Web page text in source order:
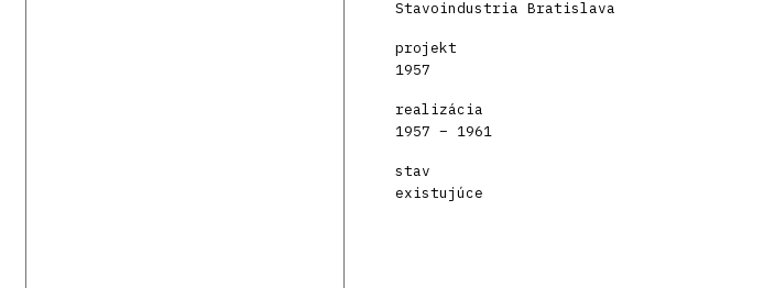
Stavoindustria Bratislava
projekt
1957
realizácia
1957 – 1961
stav
existujúce